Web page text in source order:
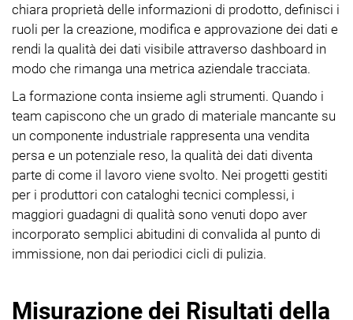
chiara proprietà delle informazioni di prodotto, definisci i
ruoli per la creazione, modifica e approvazione dei dati e
rendi la qualità dei dati visibile attraverso dashboard in
modo che rimanga una metrica aziendale tracciata.
La formazione conta insieme agli strumenti. Quando i
team capiscono che un grado di materiale mancante su
un componente industriale rappresenta una vendita
persa e un potenziale reso, la qualità dei dati diventa
parte di come il lavoro viene svolto. Nei progetti gestiti
per i produttori con cataloghi tecnici complessi, i
maggiori guadagni di qualità sono venuti dopo aver
incorporato semplici abitudini di convalida al punto di
immissione, non dai periodici cicli di pulizia.
Misurazione dei Risultati della